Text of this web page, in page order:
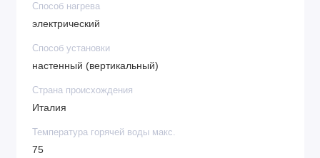
Способ нагрева
электрический
Способ установки
настенный (вертикальный)
Страна происхождения
Италия
Температура горячей воды макс.
75